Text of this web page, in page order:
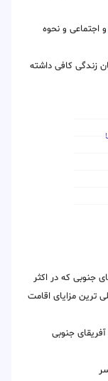
و اجتماعی و نحوه
زندگی کافی داشته
جنوبی که در اکثر
ترین مزایای اقامت
جنوبی